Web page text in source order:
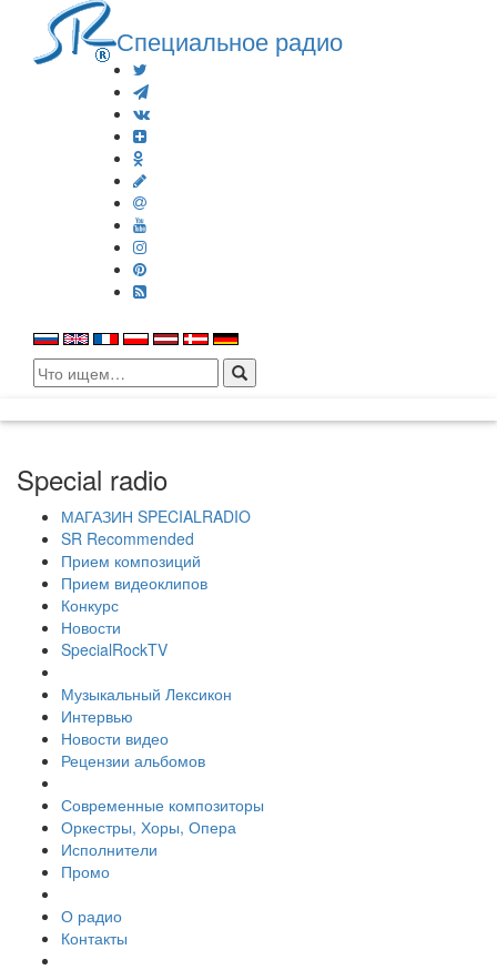
Специальное радио
Search
for:
Special radio
МАГАЗИН SPECIALRADIO
SR Recommended
Прием композиций
Прием видеоклипов
Конкурс
Новости
SpecialRockTV
Музыкальный Лексикон
Интервью
Новости видео
Рецензии альбомов
Современные композиторы
Оркестры, Хоры, Опера
Исполнители
Промо
О радио
Контакты